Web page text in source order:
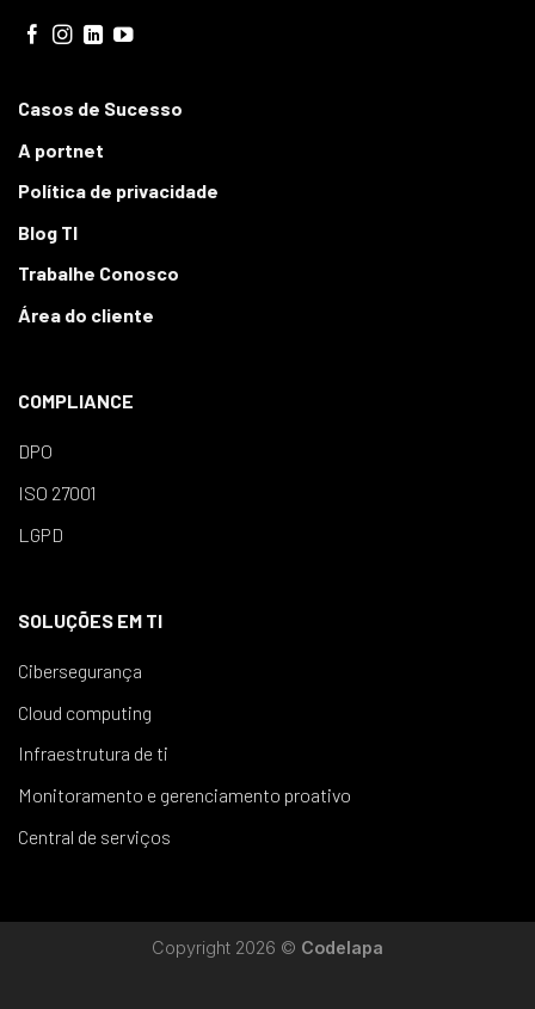
Casos de Sucesso
A portnet
Política de privacidade
Blog TI
Trabalhe Conosco
Área do cliente
COMPLIANCE
DPO
ISO 27001
LGPD
SOLUÇÕES EM TI
Cibersegurança
Cloud computing
Infraestrutura de ti
Monitoramento e gerenciamento proativo
Central de serviços
Copyright 2026 © Codelapa